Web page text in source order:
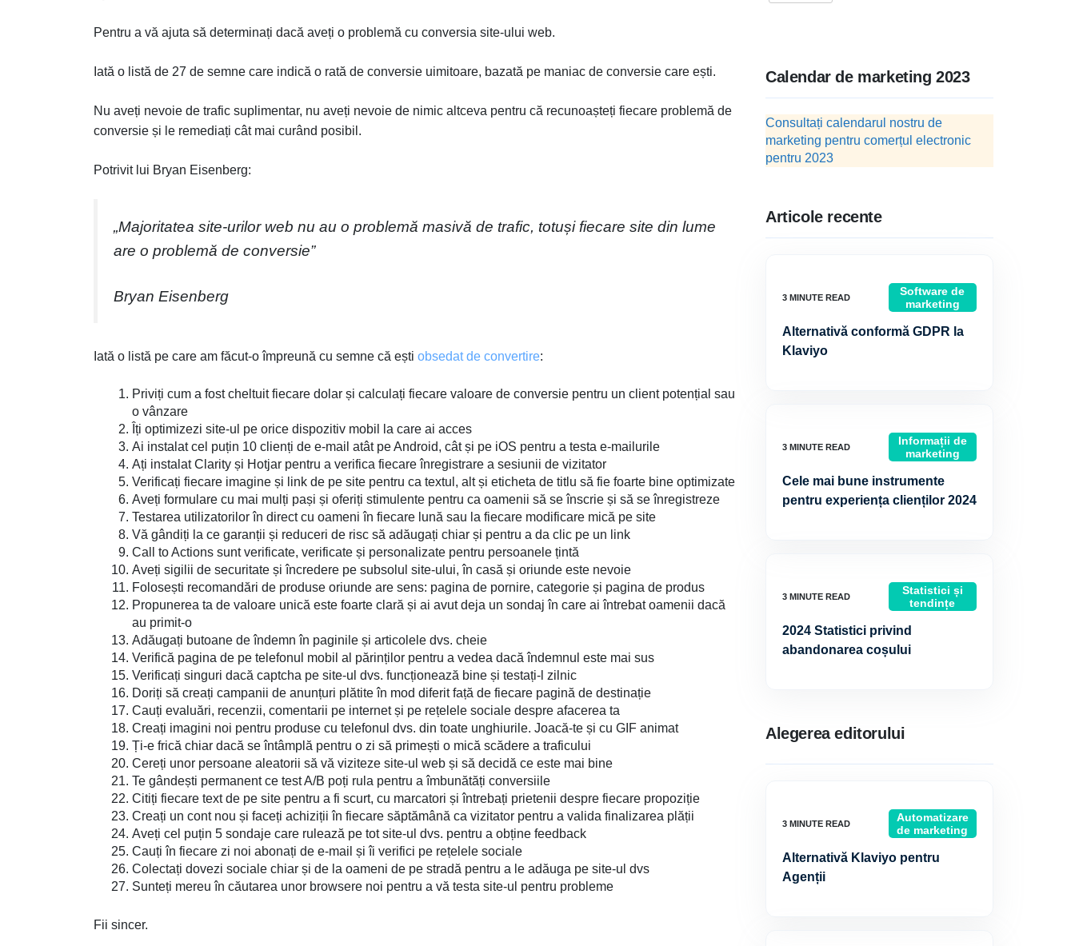
Pentru a vă ajuta să determinați dacă aveți o problemă cu conversia site-ului web.
Iată o listă de 27 de semne care indică o rată de conversie uimitoare, bazată pe maniac de conversie care ești.
Nu aveți nevoie de trafic suplimentar, nu aveți nevoie de nimic altceva pentru că recunoașteți fiecare problemă de
conversie și le remediați cât mai curând posibil.
Potrivit lui Bryan Eisenberg:
„Majoritatea site-urilor web nu au o problemă masivă de trafic, totuși fiecare site din lume
are o problemă de conversie”
Bryan Eisenberg
Iată o listă pe care am făcut-o împreună cu semne că ești obsedat de convertire:
Priviți cum a fost cheltuit fiecare dolar și calculați fiecare valoare de conversie pentru un client potențial sau
o vânzare
Îți optimizezi site-ul pe orice dispozitiv mobil la care ai acces
Ai instalat cel puțin 10 clienți de e-mail atât pe Android, cât și pe iOS pentru a testa e-mailurile
Ați instalat Clarity și Hotjar pentru a verifica fiecare înregistrare a sesiunii de vizitator
Verificați fiecare imagine și link de pe site pentru ca textul, alt și eticheta de titlu să fie foarte bine optimizate
Aveți formulare cu mai mulți pași și oferiți stimulente pentru ca oamenii să se înscrie și să se înregistreze
Testarea utilizatorilor în direct cu oameni în fiecare lună sau la fiecare modificare mică pe site
Vă gândiți la ce garanții și reduceri de risc să adăugați chiar și pentru a da clic pe un link
Call to Actions sunt verificate, verificate și personalizate pentru persoanele țintă
Aveți sigilii de securitate și încredere pe subsolul site-ului, în casă și oriunde este nevoie
Folosești recomandări de produse oriunde are sens: pagina de pornire, categorie și pagina de produs
Propunerea ta de valoare unică este foarte clară și ai avut deja un sondaj în care ai întrebat oamenii dacă
au primit-o
Adăugați butoane de îndemn în paginile și articolele dvs. cheie
Verifică pagina de pe telefonul mobil al părinților pentru a vedea dacă îndemnul este mai sus
Verificați singuri dacă captcha pe site-ul dvs. funcționează bine și testați-l zilnic
Doriți să creați campanii de anunțuri plătite în mod diferit față de fiecare pagină de destinație
Cauți evaluări, recenzii, comentarii pe internet și pe rețelele sociale despre afacerea ta
Creați imagini noi pentru produse cu telefonul dvs. din toate unghiurile. Joacă-te și cu GIF animat
Ți-e frică chiar dacă se întâmplă pentru o zi să primești o mică scădere a traficului
Cereți unor persoane aleatorii să vă viziteze site-ul web și să decidă ce este mai bine
Te gândești permanent ce test A/B poți rula pentru a îmbunătăți conversiile
Citiți fiecare text de pe site pentru a fi scurt, cu marcatori și întrebați prietenii despre fiecare propoziție
Creați un cont nou și faceți achiziții în fiecare săptămână ca vizitator pentru a valida finalizarea plății
Aveți cel puțin 5 sondaje care rulează pe tot site-ul dvs. pentru a obține feedback
Cauți în fiecare zi noi abonați de e-mail și îi verifici pe rețelele sociale
Colectați dovezi sociale chiar și de la oameni de pe stradă pentru a le adăuga pe site-ul dvs
Sunteți mereu în căutarea unor browsere noi pentru a vă testa site-ul pentru probleme
Fii sincer.
Calendar de marketing 2023
Consultați calendarul nostru de
marketing pentru comerțul electronic
pentru 2023
Articole recente
Software de
marketing
Alternativă conformă GDPR la
Klaviyo
Informații de
marketing
Cele mai bune instrumente
pentru experiența clienților 2024
Statistici și
tendințe
2024 Statistici privind
abandonarea coșului
Alegerea editorului
Automatizare
de marketing
Alternativă Klaviyo pentru
Agenții